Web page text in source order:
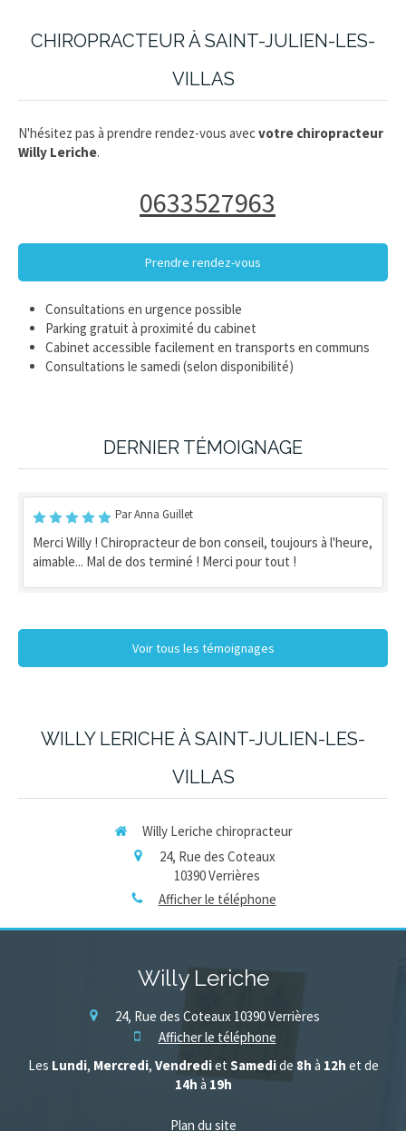
CHIROPRACTEUR À SAINT-JULIEN-LES-
VILLAS
N'hésitez pas à prendre rendez-vous avecvotre chiropracteur
Willy Leriche.
0633527963
Prendre rendez-vous
Consultations en urgence possible
Parking gratuit à proximité du cabinet
Cabinet accessible facilement en transports en communs
Consultations le samedi (selon disponibilité)
DERNIER TÉMOIGNAGE
Par Anna Guillet
Merci Willy ! Chiropracteur de bon conseil, toujours à l'heure,
aimable... Mal de dos terminé ! Merci pour tout !
Voir tous les témoignages
WILLY LERICHE À SAINT-JULIEN-LES-
VILLAS
Willy Leriche chiropracteur
24, Rue des Coteaux
10390Verrières
Afficher le téléphone
Willy Leriche
24, Rue des Coteaux 10390Verrières
Afficher le téléphone
Les Lundi, Mercredi, Vendrediet Samedide 8h à 12h et de
14h à 19h
Plan du site